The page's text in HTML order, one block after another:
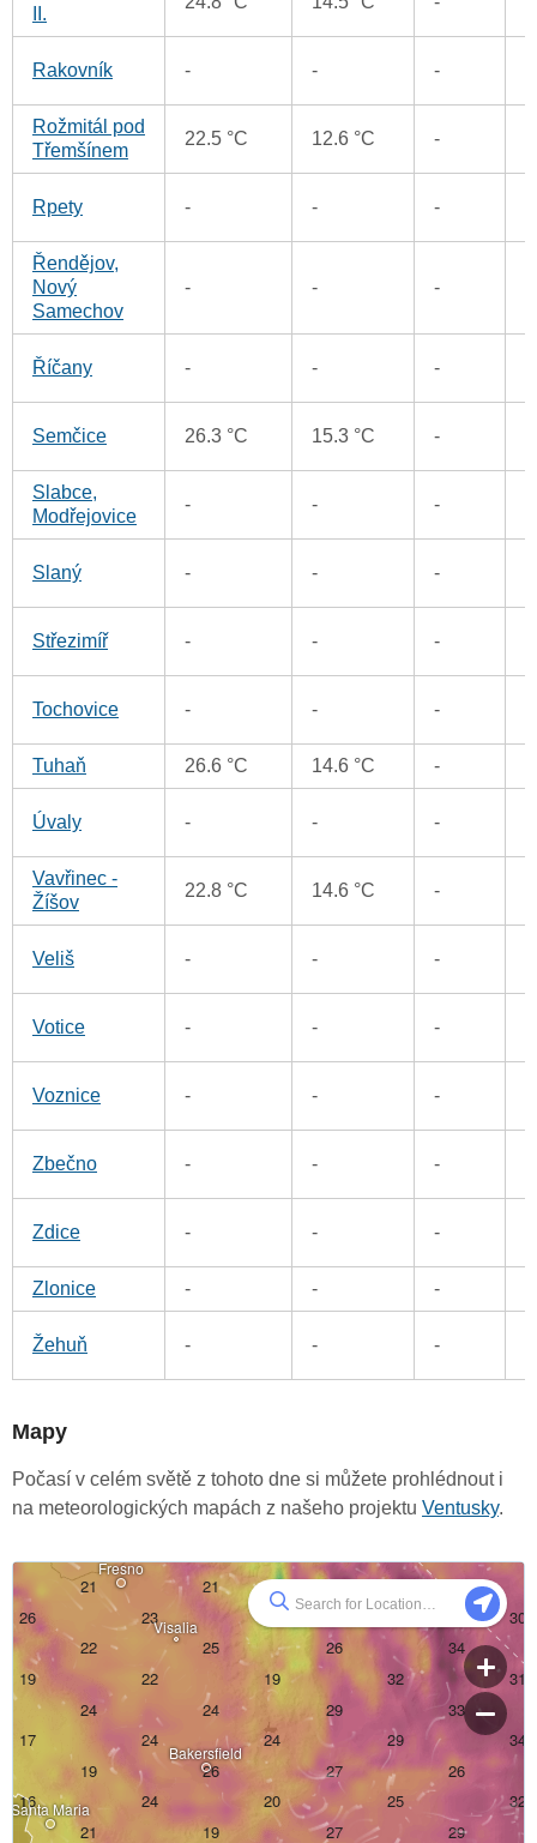
II.
Rakovník - - -
Rožmitál pod
Třemšínem
22.5 °C 12.6 °C -
Rpety - - -
Řendějov,
Nový
Samechov
- - -
Říčany - - -
Semčice 26.3 °C 15.3 °C -
Slabce,
Modřejovice
- - -
Slaný - - -
Střezimíř - - -
Tochovice - - -
Tuhaň 26.6 °C 14.6 °C -
Úvaly - - -
Vavřinec -
Žíšov
22.8 °C 14.6 °C -
Veliš - - -
Votice - - -
Voznice - - -
Zbečno - - -
Zdice - - -
Zlonice - - -
Žehuň - - -
Mapy
Počasí v celém světě z tohoto dne si můžete prohlédnout i
na meteorologických mapách z našeho projektu Ventusky.